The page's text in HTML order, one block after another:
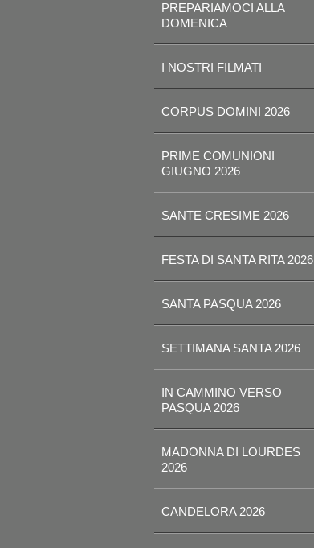
PREPARIAMOCI ALLA
DOMENICA
I NOSTRI FILMATI
CORPUS DOMINI 2026
PRIME COMUNIONI
GIUGNO 2026
SANTE CRESIME 2026
FESTA DI SANTA RITA 2026
SANTA PASQUA 2026
SETTIMANA SANTA 2026
IN CAMMINO VERSO
PASQUA 2026
MADONNA DI LOURDES
2026
CANDELORA 2026